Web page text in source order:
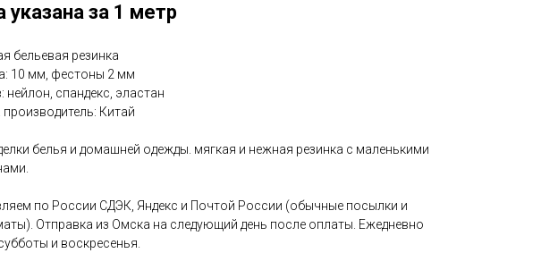
указана за 1 метр
бельевая резинка
10 мм, фестоны 2 мм
нейлон, спандекс, эластан
производитель: Китай
белья и домашней одежды. мягкая и нежная резинка с маленькими
по России СДЭК, Яндекс и Почтой России (обычные посылки и
Отправка из Омска на следующий день после оплаты. Ежедневно
и воскресенья.